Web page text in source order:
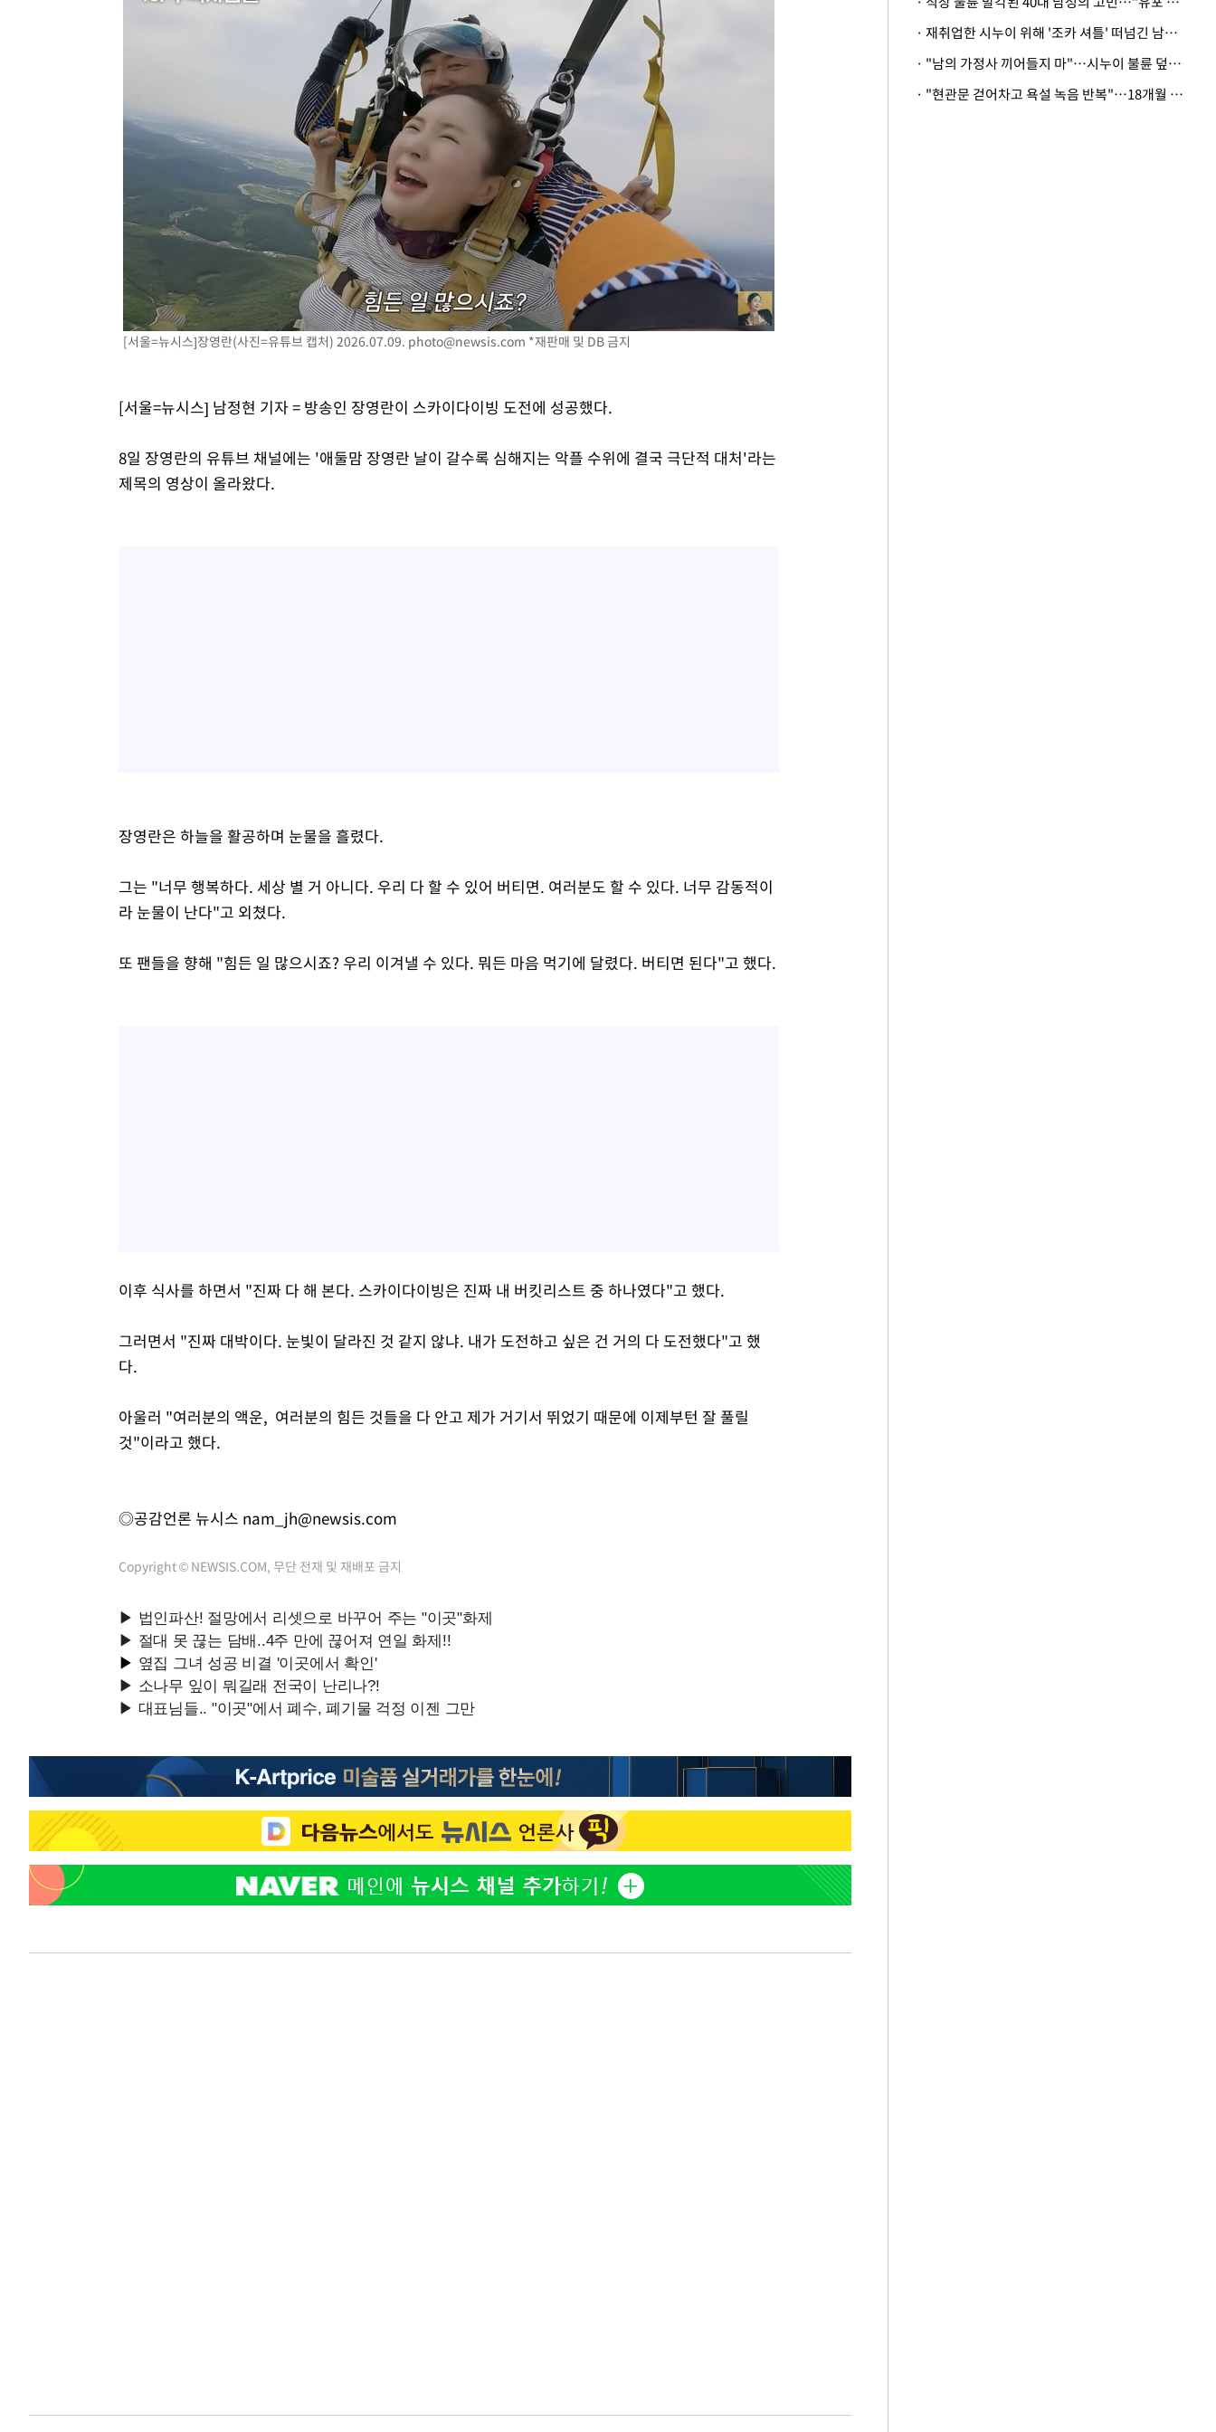
[서울=뉴시스]장영란(사진=유튜브 캡처) 2026.07.09. photo@newsis.com *재판매 및 DB 금지
[서울=뉴시스] 남정현 기자 = 방송인 장영란이 스카이다이빙 도전에 성공했다.
8일 장영란의 유튜브 채널에는 '애둘맘 장영란 날이 갈수록 심해지는 악플 수위에 결국 극단적 대처'라는
제목의 영상이 올라왔다.
장영란은 하늘을 활공하며 눈물을 흘렸다.
그는 "너무 행복하다. 세상 별 거 아니다. 우리 다 할 수 있어 버티면. 여러분도 할 수 있다. 너무 감동적이
라 눈물이 난다"고 외쳤다.
또 팬들을 향해 "힘든 일 많으시죠? 우리 이겨낼 수 있다. 뭐든 마음 먹기에 달렸다. 버티면 된다"고 했다.
이후 식사를 하면서 "진짜 다 해 본다. 스카이다이빙은 진짜 내 버킷리스트 중 하나였다"고 했다.
그러면서 "진짜 대박이다. 눈빛이 달라진 것 같지 않냐. 내가 도전하고 싶은 건 거의 다 도전했다"고 했
다.
아울러 "여러분의 액운, 여러분의 힘든 것들을 다 안고 제가 거기서 뛰었기 때문에 이제부턴 잘 풀릴
것"이라고 했다.
◎공감언론 뉴시스 nam_jh@newsis.com
Copyright © NEWSIS.COM, 무단 전재 및 재배포 금지
· 재취업한 시누이 위해 '조카 셔틀' 떠넘긴 남편…아내 "난 못한다"
· "남의 가정사 끼어들지 마"…시누이 불륜 덮으려는 남편에 억울한 아내
· "현관문 걷어차고 욕설 녹음 반복"…18개월 아기 키우는 집 뒤흔든 '앞집의 비극'